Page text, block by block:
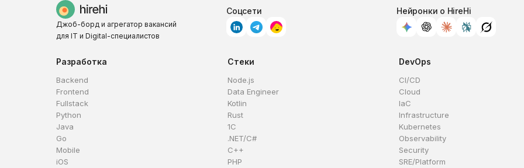
Джоб-борд и агрегатор вакансий
для IT и Digital-специалистов
Соцсети Нейронки о HireHi
Разработка
Backend
Frontend
Fullstack
Python
Java
Go
Mobile
iOS
Стеки
Node.js
Data Engineer
Kotlin
Rust
1C
.NET/C#
C++
PHP
DevOps
CI/CD
Cloud
IaC
Infrastructure
Kubernetes
Observability
Security
SRE/Platform